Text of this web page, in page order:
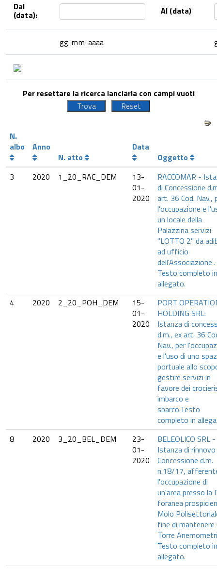
Dal
(data): Al (data)
gg-mm-aaaa
Per resettare la ricerca lanciarla con campi vuoti
N.
albo
Anno
N. atto
Data
Oggetto
3
2020 1_20_RAC_DEM
13-
01-
2020
RACCOMAR -
di Concessione
art. 36 Cod. Nav.,
l'occupazione e
un locale della
Palazzina servizi
"LOTTO 2" da
ad ufficio
dell'Associazione .
Testo completo in
allegato.
4
2020 2_20_POH_DEM
15-
01-
2020
PORT
HOLDING SRL:
Istanza di
d.m., ex art. 36
Nav., per
e l'uso di uno
portuale allo
gestire servizi in
favore dei
imbarco e
sbarco.Testo
completo in
8
2020 3_20_BEL_DEM
23-
01-
2020
BELEOLICO SRL -
Istanza di rinnovo
Concessione d.m.
n.18/17,
l'occupazione di
un'area presso la
foranea
Molo
fine di mantenere
Torre
Testo completo in
allegato.